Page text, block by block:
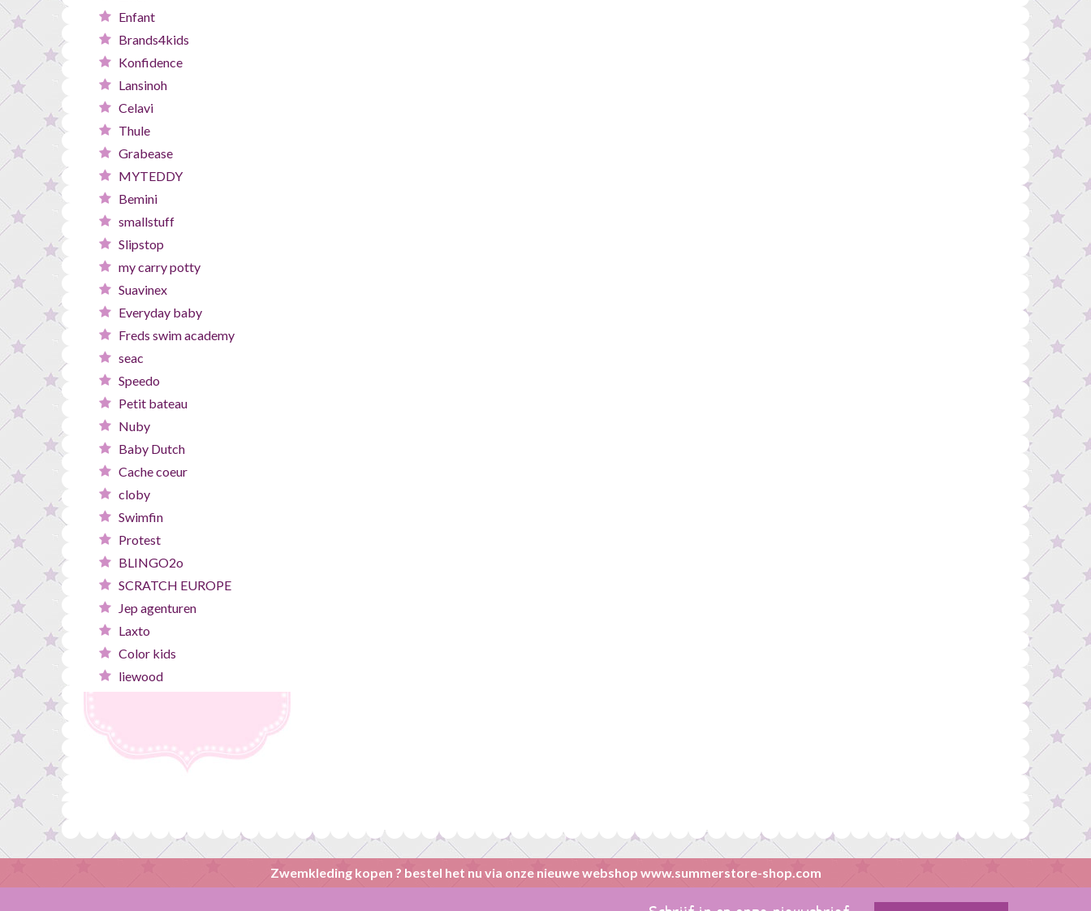
Enfant
Brands4kids
Konfidence
Lansinoh
Celavi
Thule
Grabease
MYTEDDY
Bemini
smallstuff
Slipstop
my carry potty
Suavinex
Everyday baby
Freds swim academy
seac
Speedo
Petit bateau
Nuby
Baby Dutch
Cache coeur
cloby
Swimfin
Protest
BLINGO2o
SCRATCH EUROPE
Jep agenturen
Laxto
Color kids
liewood
Zwemkleding kopen ? bestel het nu via onze nieuwe webshop www.summerstore-shop.com